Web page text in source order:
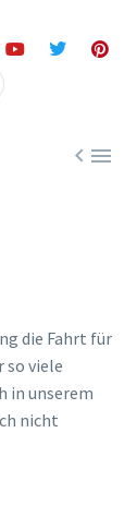

die Fahrt für
so viele
in unserem
nicht